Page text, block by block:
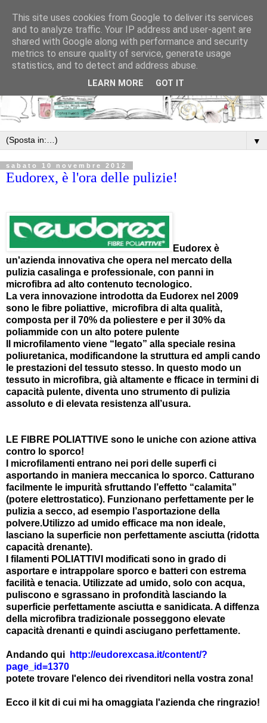
▼
sabato 10 novembre 2012
Eudorex, è l'ora delle pulizie!
Eudorex è
un'azienda innovativa che opera nel mercato della
pulizia casalinga e professionale, con panni in
microfibra ad alto contenuto tecnologico.
La vera innovazione introdotta da Eudorex nel 2009
sono le fibre poliattive, microfibra di alta qualità,
composta per il 70% da poliestere e per il 30% da
poliammide con un alto potere pulente
Il microfilamento viene “legato” alla speciale resina
poliuretanica, modificandone la struttura ed ampli cando
le prestazioni del tessuto stesso. In questo modo un
tessuto in microfibra, già altamente e fficace in termini di
capacità pulente, diventa uno strumento di pulizia
assoluto e di elevata resistenza all’usura.
LE FIBRE POLIATTIVE sono le uniche con azione attiva
contro lo sporco!
I microfilamenti entrano nei pori delle superfi ci
asportando in maniera meccanica lo sporco. Catturano
facilmente le impurità sfruttando l’effetto “calamita”
(potere elettrostatico). Funzionano perfettamente per le
pulizia a secco, ad esempio l’asportazione della
polvere.Utilizzo ad umido efficace ma non ideale,
lasciano la superficie non perfettamente asciutta (ridotta
capacità drenante).
I filamenti POLIATTIVI modificati sono in grado di
asportare e intrappolare sporco e batteri con estrema
facilità e tenacia. Utilizzate ad umido, solo con acqua,
puliscono e sgrassano in profondità lasciando la
superficie perfettamente asciutta e sanidicata. A diffenza
della microfibra tradizionale posseggono elevate
capacità drenanti e quindi asciugano perfettamente.
Andando qui
http://eudorexcasa.it/content/?
page_id=1370
potete trovare l'elenco dei rivenditori nella vostra zona!
Ecco il kit di cui mi ha omaggiata l'azienda che ringrazio!
This site uses cookies from Google to deliver its services
and to analyze traffic. Your IP address and user-agent are
shared with Google along with performance and security
metrics to ensure quality of service, generate usage
statistics, and to detect and address abuse.
LEARN MORE GOT IT